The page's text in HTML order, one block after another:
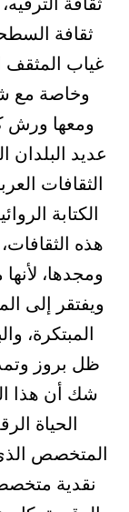
ثقافة
غياب المثقف
وخاصة مع
ومعها ورش
عديد البلدان
الثقافات
الكتابة
هذه
ومجدها،
ويفتقر إلى
المبتكرة،
ظل بروز
شك أن هذا
الحياة
المتخصص
نقدية